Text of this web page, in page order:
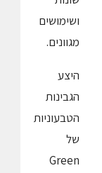
ושימושים
מגוונים.
היצע
הגבינות
הטבעוניות
של
Green